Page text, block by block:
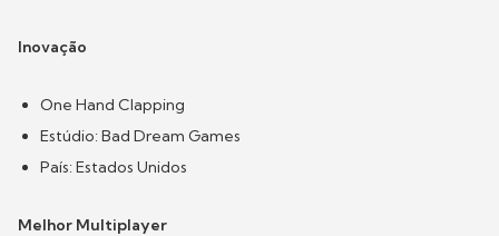
Inovação
One Hand Clapping
Estúdio: Bad Dream Games
País: Estados Unidos
Melhor Multiplayer